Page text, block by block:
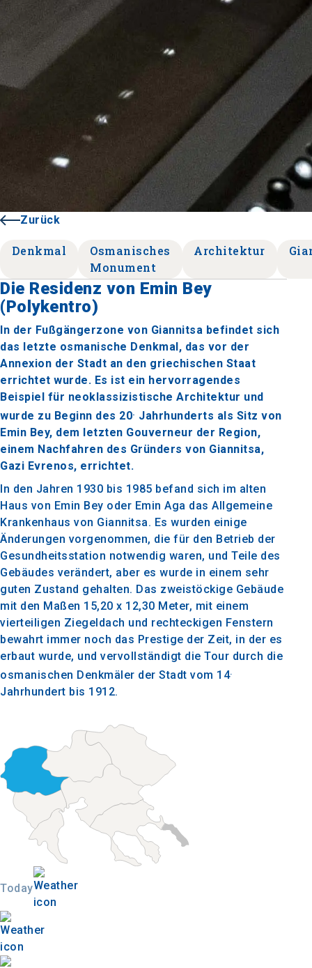
Zurück
Denkmal
Osmanisches
Monument
Architektur
Die Residenz von Emin Bey
(Polykentro)
In der Fußgängerzone von Giannitsa befindet sich
das letzte osmanische Denkmal, das vor der
Annexion der Stadt an den griechischen Staat
errichtet wurde. Es ist ein hervorragendes
Beispiel für neoklassizistische Architektur und
wurde zu Beginn des 20. Jahrhunderts als Sitz von
Emin Bey, dem letzten Gouverneur der Region,
einem Nachfahren des Gründers von Giannitsa,
Gazi Evrenos, errichtet.
In den Jahren 1930 bis 1985 befand sich im alten
Haus von Emin Bey oder Emin Aga das Allgemeine
Krankenhaus von Giannitsa. Es wurden einige
Änderungen vorgenommen, die für den Betrieb der
Gesundheitsstation notwendig waren, und Teile des
Gebäudes verändert, aber es wurde in einem sehr
guten Zustand gehalten. Das zweistöckige Gebäude
mit den Maßen 15,20 x 12,30 Meter, mit einem
vierteiligen Ziegeldach und rechteckigen Fenstern
bewahrt immer noch das Prestige der Zeit, in der es
erbaut wurde, und vervollständigt die Tour durch die
osmanischen Denkmäler der Stadt vom 14.
Jahrhundert bis 1912.
Today